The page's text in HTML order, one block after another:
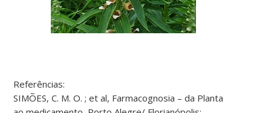
Referências:
SIMÕES, C. M. O. ; et al, Farmacognosia – da Planta